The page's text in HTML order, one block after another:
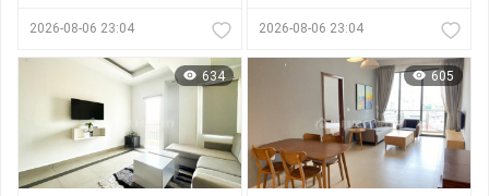
2026-08-06 23:04 2026-08-06 23:04
634 605